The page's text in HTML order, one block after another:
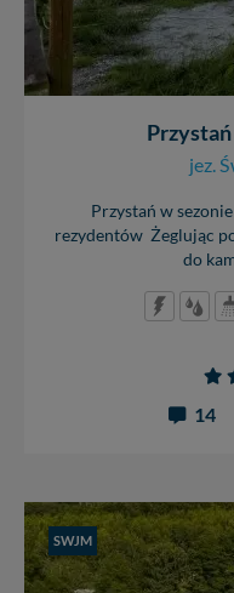
jez.
Przystań w
rezydentów Żeglując
do
14
SWJM